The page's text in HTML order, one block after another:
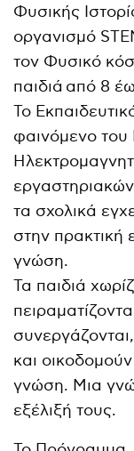
Φυσικής
οργανισμό
τον Φυσικό
παιδιά από 8
Το
φαινόμενο του
τα σχολικά
στην πρακτική
γνώση.
Τα παιδιά
και
γνώση. Μια
εξέλιξή τους.